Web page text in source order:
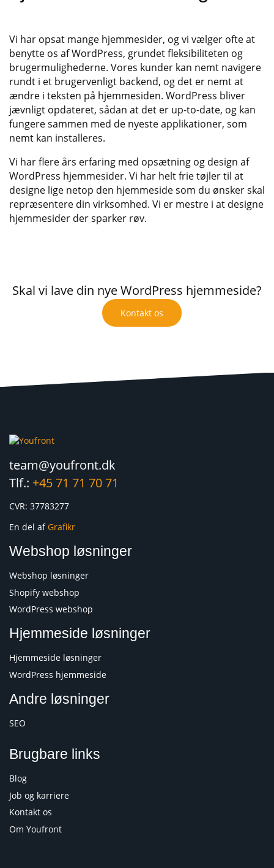
Vi har opsat mange hjemmesider, og vi vælger ofte at
benytte os af WordPress, grundet fleksibiliteten og
brugermulighederne. Vores kunder kan nemt navigere
rundt i et brugervenligt backend, og det er nemt at
ændre i teksten på hjemmesiden. WordPress bliver
jævnligt opdateret, sådan at det er up-to-date, og kan
fungere sammen med de nyeste applikationer, som
nemt kan installeres.
Vi har flere års erfaring med opsætning og design af
WordPress hjemmesider. Vi har helt frie tøjler til at
designe lige netop den hjemmeside som du ønsker skal
repræsentere din virksomhed. Vi er mestre i at designe
hjemmesider der sparker røv.
Skal vi lave din nye WordPress hjemmeside?
Kontakt os
team@youfront.dk
Tlf.: +45 71 71 70 71
CVR: 37783277
En del afGrafikr
Webshop løsninger
Webshop løsninger
Shopify webshop
WordPress webshop
Hjemmeside løsninger
Hjemmeside løsninger
WordPress hjemmeside
Andre løsninger
SEO
Brugbare links
Blog
Job og karriere
Kontakt os
Om Youfront